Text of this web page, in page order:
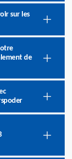
sur les
de